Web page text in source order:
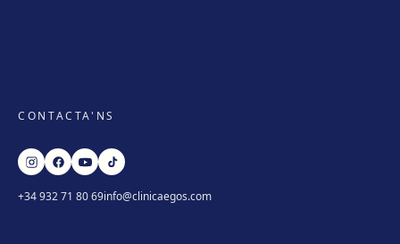
CONTACTA'NS
+34 932 71 80 69info@clinicaegos.com